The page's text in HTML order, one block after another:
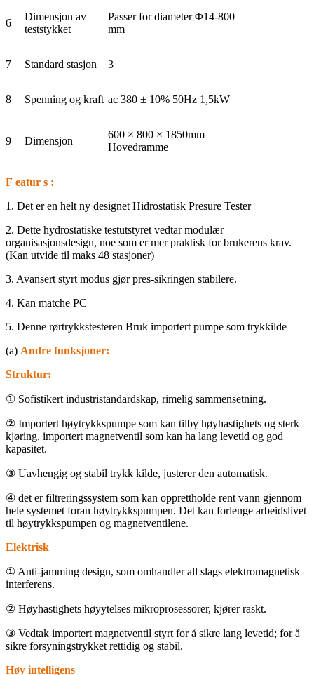
6
Dimensjon av
teststykket
Passer for diameter Φ14-800
mm
7 Standard stasjon 3
8 Spenning og kraft ac 380 ± 10% 50Hz 1,5kW
9 Dimensjon
600 × 800 × 1850mm
Hovedramme
F eatur s :
1. Det er en helt ny designet Hidrostatisk Presure Tester
2. Dette hydrostatiske testutstyret vedtar modulær
organisasjonsdesign, noe som er mer praktisk for brukerens krav.
(Kan utvide til maks 48 stasjoner)
3. Avansert styrt modus gjør pres-sikringen stabilere.
4. Kan matche PC
5. Denne rørtrykkstesteren Bruk importert pumpe som trykkilde
(a) Andre funksjoner:
Struktur:
① Sofistikert industristandardskap, rimelig sammensetning.
② Importert høytrykkspumpe som kan tilby høyhastighets og sterk
kjøring, importert magnetventil som kan ha lang levetid og god
kapasitet.
③ Uavhengig og stabil trykk kilde, justerer den automatisk.
④ det er filtreringssystem som kan opprettholde rent vann gjennom
hele systemet foran høytrykkspumpen. Det kan forlenge arbeidslivet
til høytrykkspumpen og magnetventilene.
Elektrisk
① Anti-jamming design, som omhandler all slags elektromagnetisk
interferens.
② Høyhastighets høyytelses mikroprosessorer, kjører raskt.
③ Vedtak importert magnetventil styrt for å sikre lang levetid; for å
sikre forsyningstrykket rettidig og stabil.
Høy intelligens